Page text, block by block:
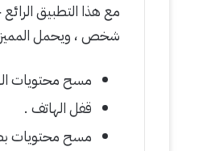
مع هذا التطبيق
شخص ، ويحمل
مسح محتويات
قفل الهاتف .
مسح محتويات